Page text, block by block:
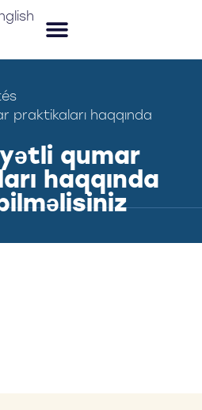
praktikaları haqqında
qumar
haqqında